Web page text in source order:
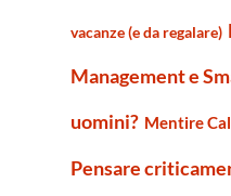
vacanze (e da regalare)
Management e
uomini? Mentire
Pensare